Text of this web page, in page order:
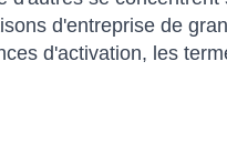
d'entreprise de
d'activation, les